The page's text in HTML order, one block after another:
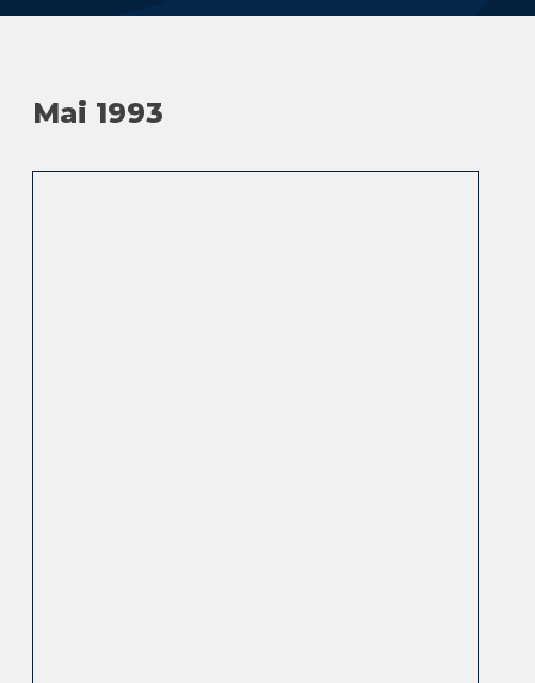
Mai 1993